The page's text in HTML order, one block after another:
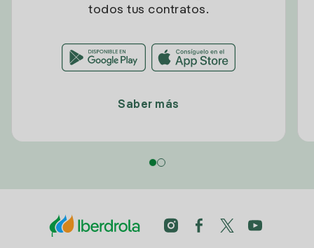
todos tus contratos.
Saber más